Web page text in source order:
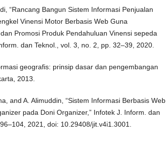
“Rancang Bangun Sistem Informasi Penjualan
Vinensi Motor Berbasis Web Guna
Promosi Produk Pendahuluan Vinensi sepeda
dan Teknol., vol. 3, no. 2, pp. 32–39, 2020.
geografis: prinsip dasar dan pengembangan
2013.
and A. Alimuddin, “Sistem Informasi Berbasis Web
pada Doni Organizer,” Infotek J. Inform. dan
2021, doi: 10.29408/jit.v4i1.3001.